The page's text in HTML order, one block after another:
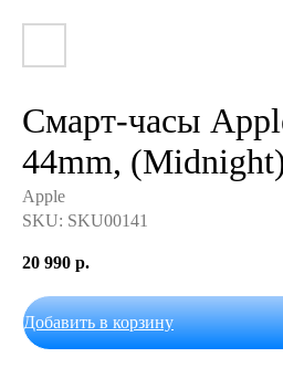
Смарт-часы
44mm,
Apple
SKU: SKU00141
20 990 р.
Добавить в корзину